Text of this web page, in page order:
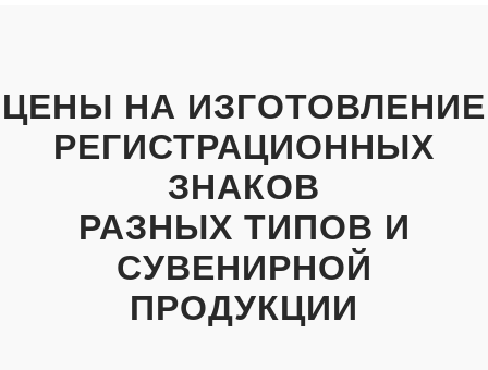
ЦЕНЫ НА ИЗГОТОВЛЕНИЕ
РЕГИСТРАЦИОННЫХ
ЗНАКОВ
РАЗНЫХ ТИПОВ И
СУВЕНИРНОЙ
ПРОДУКЦИИ